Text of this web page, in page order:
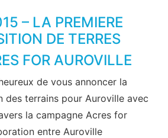
– LA PREMIERE
DE TERRES
FOR AUROVILLE
de vous annoncer la
des terrains pour Auroville avec
la campagne Acres for
entre Auroville